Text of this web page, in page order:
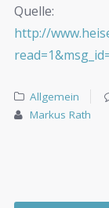
Quelle:
http://
Allgemein
Markus Rath